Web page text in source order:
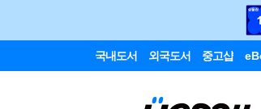
국내도서 외국도서 중고샵